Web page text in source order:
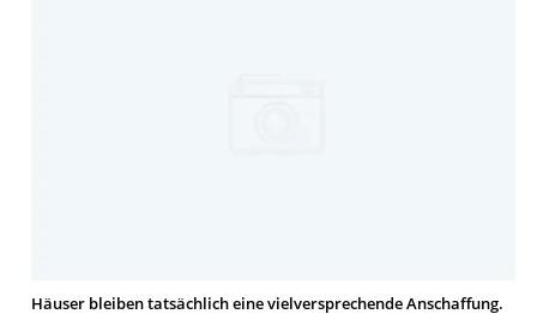
Häuser bleiben tatsächlich eine vielversprechende Anschaffung.